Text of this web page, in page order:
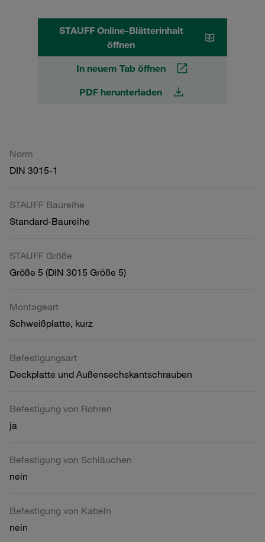
STAUFF Online-Blätterinhalt
öffnen
In neuem Tab öffnen
PDF herunterladen
Norm
DIN 3015-1
STAUFF Baureihe
Standard-Baureihe
STAUFF Größe
Größe 5 (DIN 3015 Größe 5)
Montageart
Schweißplatte, kurz
Befestigungsart
Deckplatte und Außensechskantschrauben
Befestigung von Rohren
ja
Befestigung von Schläuchen
nein
Befestigung von Kabeln
nein